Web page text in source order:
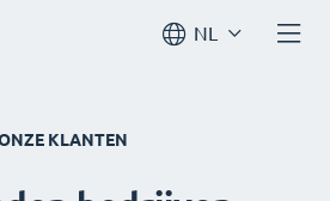
NL
KLANTEN